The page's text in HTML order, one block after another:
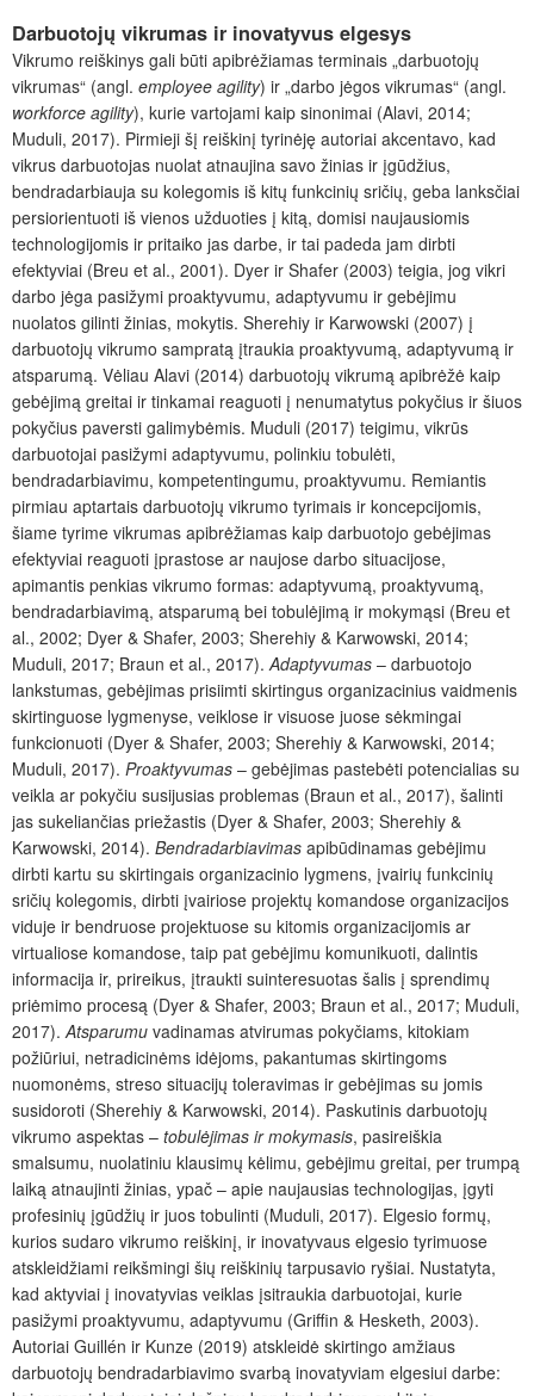
Darbuotojų vikrumas ir inovatyvus elgesys
Vikrumo reiškinys gali būti apibrėžiamas terminais „darbuotojų
vikrumas“ (angl. employee agility) ir „darbo jėgos vikrumas“ (angl.
workforce agility), kurie vartojami kaip sinonimai (Alavi, 2014;
Muduli, 2017). Pirmieji šį reiškinį tyrinėję autoriai akcentavo, kad
vikrus darbuotojas nuolat atnaujina savo žinias ir įgūdžius,
bendradarbiauja su kolegomis iš kitų funkcinių sričių, geba lanksčiai
persiorientuoti iš vienos užduoties į kitą, domisi naujausiomis
technologijomis ir pritaiko jas darbe, ir tai padeda jam dirbti
efektyviai (Breu et al., 2001). Dyer ir Shafer (2003) teigia, jog vikri
darbo jėga pasižymi proaktyvumu, adaptyvumu ir gebėjimu
nuolatos gilinti žinias, mokytis. Sherehiy ir Karwowski (2007) į
darbuotojų vikrumo sampratą įtraukia proaktyvumą, adaptyvumą ir
atsparumą. Vėliau Alavi (2014) darbuotojų vikrumą apibrėžė kaip
gebėjimą greitai ir tinkamai reaguoti į nenumatytus pokyčius ir šiuos
pokyčius paversti galimybėmis. Muduli (2017) teigimu, vikrūs
darbuotojai pasižymi adaptyvumu, polinkiu tobulėti,
bendradarbiavimu, kompetentingumu, proaktyvumu. Remiantis
pirmiau aptartais darbuotojų vikrumo tyrimais ir koncepcijomis,
šiame tyrime vikrumas apibrėžiamas kaip darbuotojo gebėjimas
efektyviai reaguoti įprastose ar naujose darbo situacijose,
apimantis penkias vikrumo formas: adaptyvumą, proaktyvumą,
bendradarbiavimą, atsparumą bei tobulėjimą ir mokymąsi (Breu et
al., 2002; Dyer & Shafer, 2003; Sherehiy & Karwowski, 2014;
Muduli, 2017; Braun et al., 2017).Adaptyvumas – darbuotojo
lankstumas, gebėjimas prisiimti skirtingus organizacinius vaidmenis
skirtinguose lygmenyse, veiklose ir visuose juose sėkmingai
funkcionuoti (Dyer & Shafer, 2003; Sherehiy & Karwowski, 2014;
Muduli, 2017). Proaktyvumas – gebėjimas pastebėti potencialias su
veikla ar pokyčiu susijusias problemas (Braun et al., 2017), šalinti
jas sukeliančias priežastis (Dyer & Shafer, 2003; Sherehiy &
Karwowski, 2014). Bendradarbiavimas apibūdinamas gebėjimu
dirbti kartu su skirtingais organizacinio lygmens, įvairių funkcinių
sričių kolegomis, dirbti įvairiose projektų komandose organizacijos
viduje ir bendruose projektuose su kitomis organizacijomis ar
virtualiose komandose, taip pat gebėjimu komunikuoti, dalintis
informacija ir, prireikus, įtraukti suinteresuotas šalis į sprendimų
priėmimo procesą (Dyer & Shafer, 2003; Braun et al., 2017; Muduli,
2017).Atsparumu vadinamas atvirumas pokyčiams, kitokiam
požiūriui, netradicinėms idėjoms, pakantumas skirtingoms
nuomonėms, streso situacijų toleravimas ir gebėjimas su jomis
susidoroti (Sherehiy & Karwowski, 2014). Paskutinis darbuotojų
vikrumo aspektas – tobulėjimas ir mokymasis, pasireiškia
smalsumu, nuolatiniu klausimų kėlimu, gebėjimu greitai, per trumpą
laiką atnaujinti žinias, ypač – apie naujausias technologijas, įgyti
profesinių įgūdžių ir juos tobulinti (Muduli, 2017). Elgesio formų,
kurios sudaro vikrumo reiškinį, ir inovatyvaus elgesio tyrimuose
atskleidžiami reikšmingi šių reiškinių tarpusavio ryšiai. Nustatyta,
kad aktyviai į inovatyvias veiklas įsitraukia darbuotojai, kurie
pasižymi proaktyvumu, adaptyvumu (Griffin & Hesketh, 2003).
Autoriai Guillén ir Kunze (2019) atskleidė skirtingo amžiaus
darbuotojų bendradarbiavimo svarbą inovatyviam elgesiui darbe: